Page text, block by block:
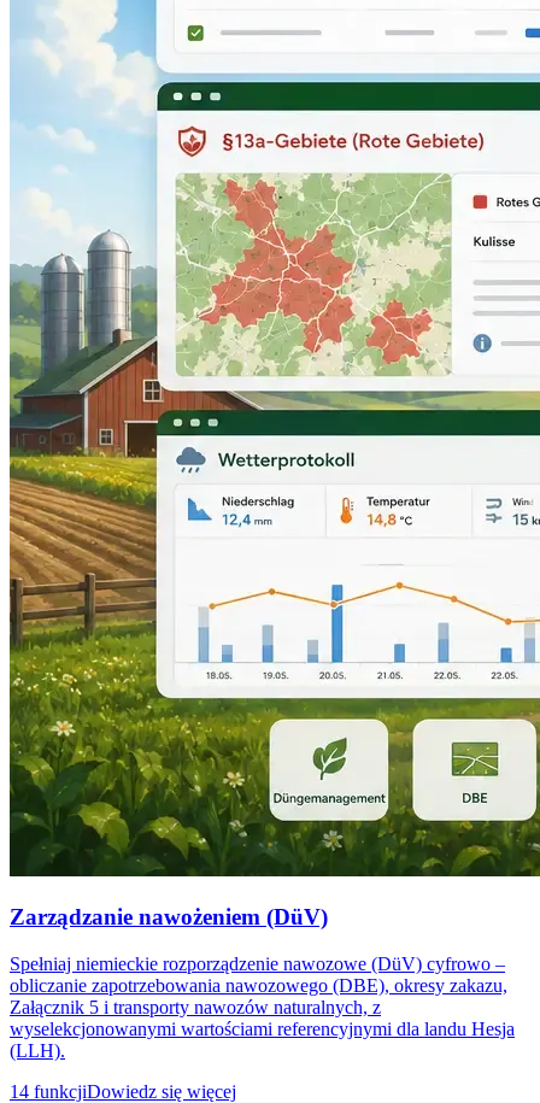
Zarządzanie nawożeniem (DüV)
Spełniaj niemieckie rozporządzenie nawozowe (DüV) cyfrowo –
obliczanie zapotrzebowania nawozowego (DBE), okresy zakazu,
Załącznik 5 i transporty nawozów naturalnych, z
wyselekcjonowanymi wartościami referencyjnymi dla landu Hesja
(LLH).
14 funkcjiDowiedz się więcej